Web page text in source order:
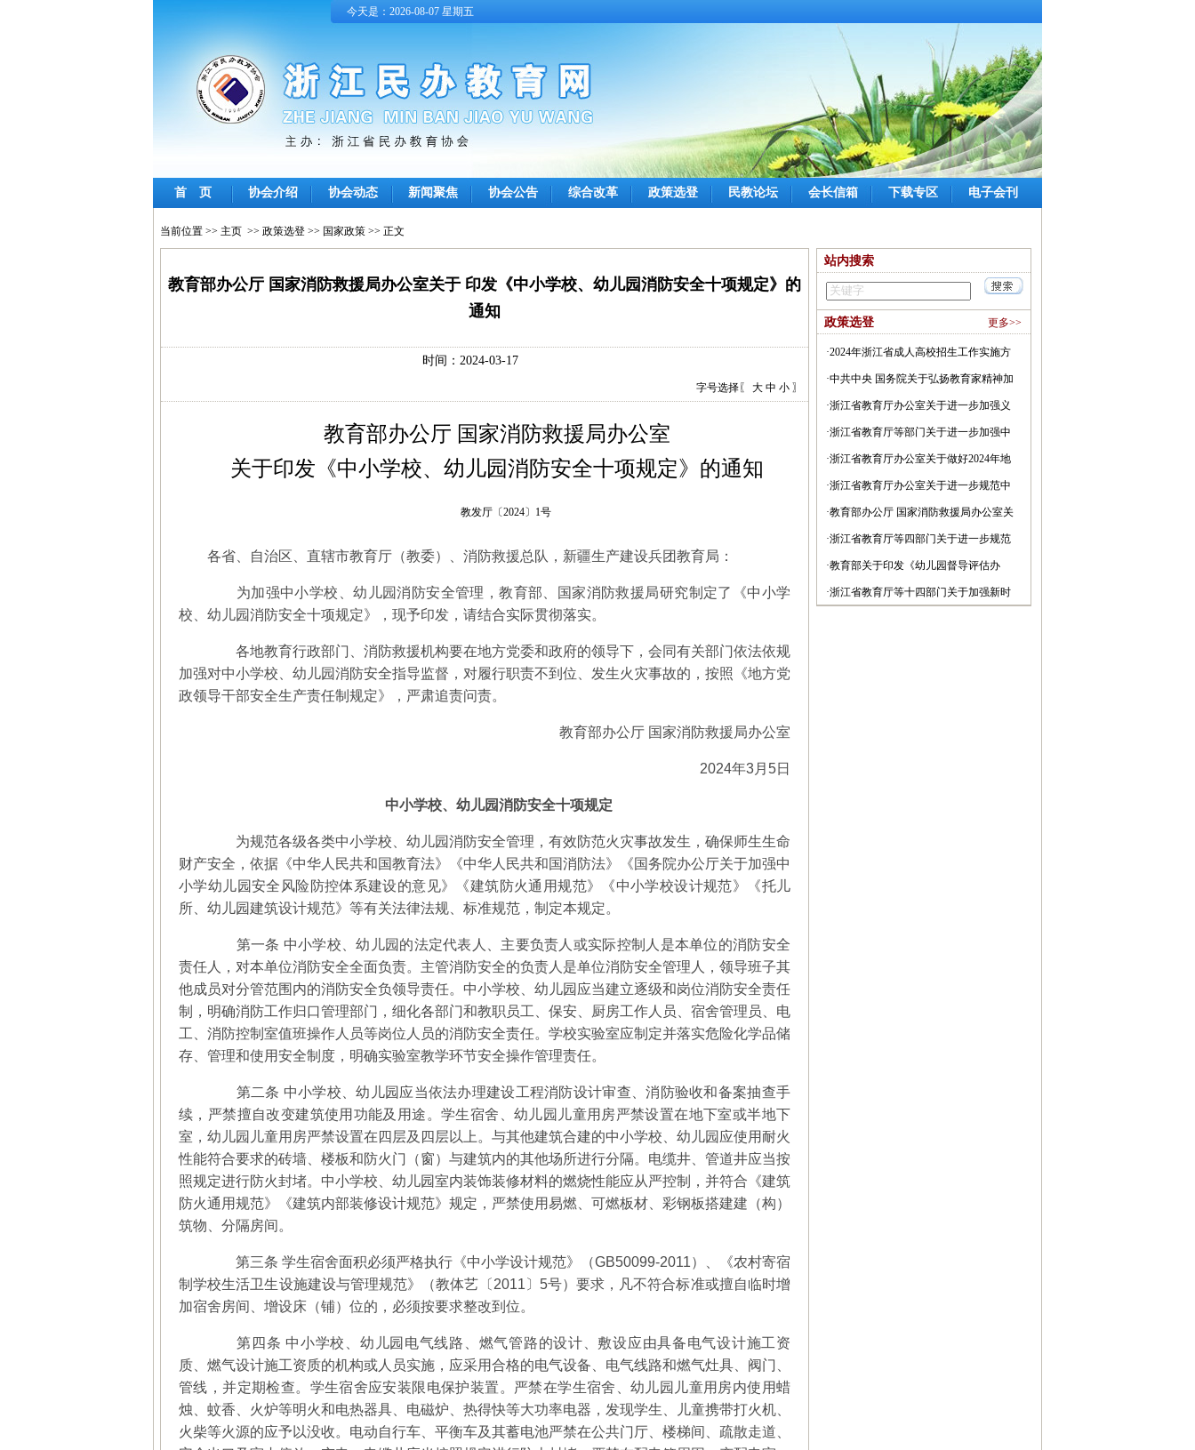
今天是：2026-08-07 星期五
首 页 协会介绍 协会动态 新闻聚焦 协会公告 综合改革 政策选登 民教论坛 会长信箱 下载专区 电子会刊
当前位置 >> 主页 >> 政策选登 >> 国家政策 >> 正文
教育部办公厅 国家消防救援局办公室关于 印发《中小学校、幼儿园消防安全十项规定》的
通知
时间：2024-03-17
字号选择〖 大 中 小 〗
教育部办公厅 国家消防救援局办公室
关于印发《中小学校、幼儿园消防安全十项规定》的通知
教发厅〔2024〕1号
各省、自治区、直辖市教育厅（教委）、消防救援总队，新疆生产建设兵团教育局：
为加强中小学校、幼儿园消防安全管理，教育部、国家消防救援局研究制定了《中小学
校、幼儿园消防安全十项规定》，现予印发，请结合实际贯彻落实。
各地教育行政部门、消防救援机构要在地方党委和政府的领导下，会同有关部门依法依规
加强对中小学校、幼儿园消防安全指导监督，对履行职责不到位、发生火灾事故的，按照《地方党
政领导干部安全生产责任制规定》，严肃追责问责。
教育部办公厅 国家消防救援局办公室
2024年3月5日
中小学校、幼儿园消防安全十项规定
为规范各级各类中小学校、幼儿园消防安全管理，有效防范火灾事故发生，确保师生生命
财产安全，依据《中华人民共和国教育法》《中华人民共和国消防法》《国务院办公厅关于加强中
小学幼儿园安全风险防控体系建设的意见》《建筑防火通用规范》《中小学校设计规范》《托儿
所、幼儿园建筑设计规范》等有关法律法规、标准规范，制定本规定。
第一条 中小学校、幼儿园的法定代表人、主要负责人或实际控制人是本单位的消防安全
责任人，对本单位消防安全全面负责。主管消防安全的负责人是单位消防安全管理人，领导班子其
他成员对分管范围内的消防安全负领导责任。中小学校、幼儿园应当建立逐级和岗位消防安全责任
制，明确消防工作归口管理部门，细化各部门和教职员工、保安、厨房工作人员、宿舍管理员、电
工、消防控制室值班操作人员等岗位人员的消防安全责任。学校实验室应制定并落实危险化学品储
存、管理和使用安全制度，明确实验室教学环节安全操作管理责任。
第二条 中小学校、幼儿园应当依法办理建设工程消防设计审查、消防验收和备案抽查手
续，严禁擅自改变建筑使用功能及用途。学生宿舍、幼儿园儿童用房严禁设置在地下室或半地下
室，幼儿园儿童用房严禁设置在四层及四层以上。与其他建筑合建的中小学校、幼儿园应使用耐火
性能符合要求的砖墙、楼板和防火门（窗）与建筑内的其他场所进行分隔。电缆井、管道井应当按
照规定进行防火封堵。中小学校、幼儿园室内装饰装修材料的燃烧性能应从严控制，并符合《建筑
防火通用规范》《建筑内部装修设计规范》规定，严禁使用易燃、可燃板材、彩钢板搭建建（构）
筑物、分隔房间。
第三条 学生宿舍面积必须严格执行《中小学设计规范》（GB50099-2011）、《农村寄宿
制学校生活卫生设施建设与管理规范》（教体艺〔2011〕5号）要求，凡不符合标准或擅自临时增
加宿舍房间、增设床（铺）位的，必须按要求整改到位。
第四条 中小学校、幼儿园电气线路、燃气管路的设计、敷设应由具备电气设计施工资
质、燃气设计施工资质的机构或人员实施，应采用合格的电气设备、电气线路和燃气灶具、阀门、
管线，并定期检查。学生宿舍应安装限电保护装置。严禁在学生宿舍、幼儿园儿童用房内使用蜡
烛、蚊香、火炉等明火和电热器具、电磁炉、热得快等大功率电器，发现学生、儿童携带打火机、
火柴等火源的应予以没收。电动自行车、平衡车及其蓄电池严禁在公共门厅、楼梯间、疏散走道、
站内搜索
更多>>
政策选登
·2024年浙江省成人高校招生工作实施方
案(图)
·中共中央 国务院关于弘扬教育家精神加
强新时代高素质专业化教师队伍建设的意
见
·浙江省教育厅办公室关于进一步加强义
务教育阶段考试评价管理的通知
·浙江省教育厅等部门关于进一步加强中
小学食堂管理工作的意见（试行）
·浙江省教育厅办公室关于做好2024年地
方专项计划招生工作的通知(图)
·浙江省教育厅办公室关于进一步规范中
小学教材选用管理工作的通知
·教育部办公厅 国家消防救援局办公室关
于 印发《中小学校、幼儿园消防安全十
项规定》的通知
·浙江省教育厅等四部门关于进一步规范
义务教育课后服务有关工作的通知
·教育部关于印发《幼儿园督导评估办
法》的通知(图)
·浙江省教育厅等十四部门关于加强新时